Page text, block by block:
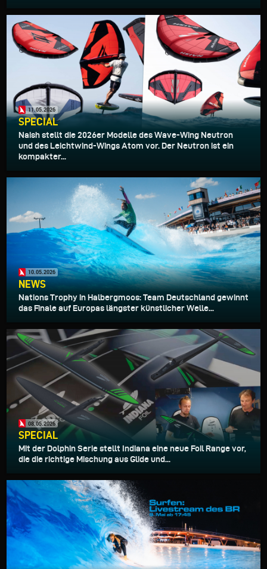
11.05.2026
SPECIAL
Naish stellt die 2026er Modelle des Wave-Wing Neutron
und des Leichtwind-Wings Atom vor. Der Neutron ist ein
kompakter...
10.05.2026
NEWS
Nations Trophy in Halbergmoos: Team Deutschland gewinnt
das Finale auf Europas längster künstlicher Welle...
08.05.2026
SPECIAL
Mit der Dolphin Serie stellt Indiana eine neue Foil Range vor,
die die richtige Mischung aus Glide und...